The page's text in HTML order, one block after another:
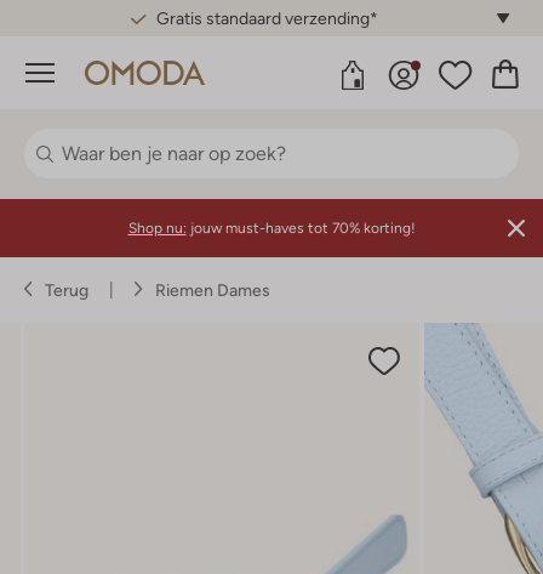
Gratis standaard verzending*
Menu
Shop nu: jouw must-haves tot 70% korting!
Terug Riemen Dames